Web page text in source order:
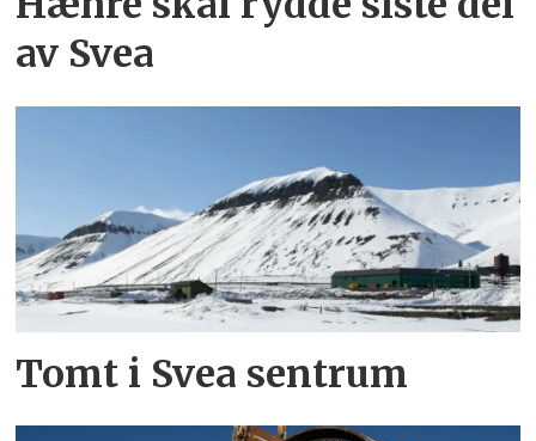
av Svea
Tomt i Svea sentrum